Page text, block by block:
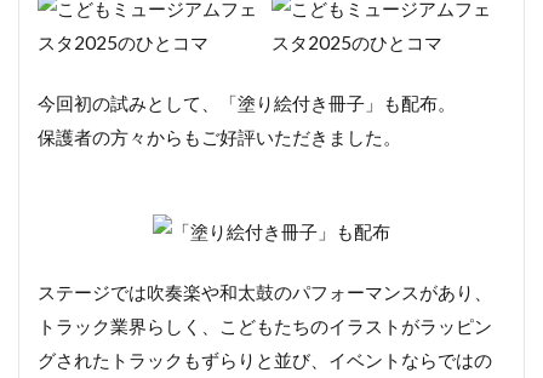
今回初の試みとして、「塗り絵付き冊子」も配布。
保護者の方々からもご好評いただきました。
ステージでは吹奏楽や和太鼓のパフォーマンスがあり、
トラック業界らしく、こどもたちのイラストがラッピン
グされたトラックもずらりと並び、イベントならではの